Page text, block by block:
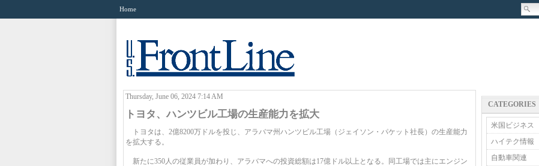
Home
Thursday, June 06, 2024 7:14 AM
トヨタ、ハンツビル工場の生産能力を拡大
トヨタは、2億8200万ドルを投じ、アラバマ州ハンツビル工場（ジェイソン・パケット社長）の生産能力
を拡大する。
新たに350人の従業員が加わり、アラバマへの投資総額は17億ドル以上となる。同工場では主にエンジン
CATEGORIES
米国ビジネス
ハイテク情報
自動車関連